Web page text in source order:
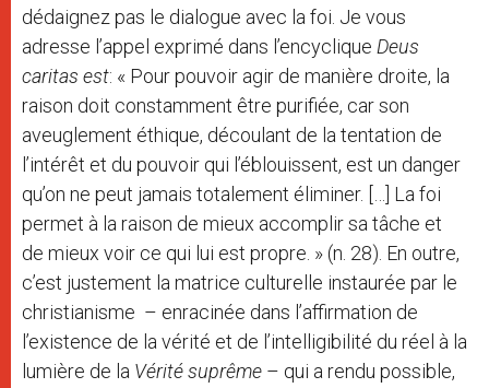
dédaignez pas le dialogue avec la foi. Je vous
adresse l’appel exprimé dans l’encyclique Deus
caritas est: « Pour pouvoir agir de manière droite, la
raison doit constamment être purifiée, car son
aveuglement éthique, découlant de la tentation de
l’intérêt et du pouvoir qui l’éblouissent, est un danger
qu’on ne peut jamais totalement éliminer. […] La foi
permet à la raison de mieux accomplir sa tâche et
de mieux voir ce qui lui est propre. » (n. 28). En outre,
c’est justement la matrice culturelle instaurée par le
christianisme – enracinée dans l’affirmation de
l’existence de la vérité et de l’intelligibilité du réel à la
lumière de la Vérité suprême – qui a rendu possible,